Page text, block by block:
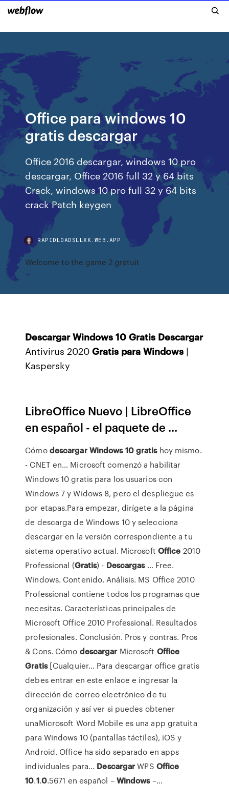
Office para windows 10
gratis descargar
Office 2016 descargar, windows 10 pro
descargar, Office 2016 full 32 y 64 bits
Crack, windows 10 pro full 32 y 64 bits
crack Patch keygen
RAPIDLOADSLLXK.WEB.APP
Welcome to the game 2 gratuit
Descargar Windows 10 Gratis Descargar
Antivirus 2020Gratis para Windows |
Kaspersky
LibreOffice Nuevo | LibreOffice
en español - el paquete de ...
Cómodescargar Windows 10 gratishoy mismo.
- CNET en… Microsoft comenzó a habilitar
Windows 10 gratis para los usuarios con
Windows 7 y Widows 8, pero el despliegue es
por etapas.Para empezar, dirígete a la página
de descarga de Windows 10 y selecciona
descargar en la versión correspondiente a tu
sistema operativo actual. Microsoft Office 2010
Professional (Gratis) - Descargas… Free.
Windows. Contenido. Análisis. MS Office 2010
Professional contiene todos los programas que
necesitas. Características principales de
Microsoft Office 2010 Professional. Resultados
profesionales. Conclusión. Pros y contras. Pros
& Cons. Cómo descargar Microsoft Office
Gratis[Cualquier… Para descargar office gratis
debes entrar en este enlace e ingresar la
dirección de correo electrónico de tu
organización y así ver si puedes obtener
unaMicrosoft Word Mobile es una app gratuita
para Windows 10 (pantallas táctiles), iOS y
Android. Office ha sido separado en apps
individuales para... DescargarWPS Office
10.1.0.5671 en español –Windows–…